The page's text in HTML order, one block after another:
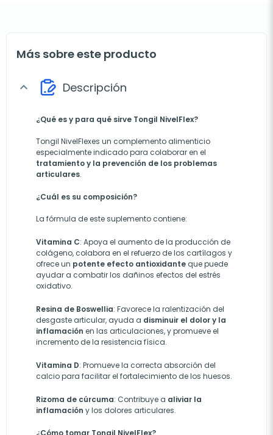
Más sobre este producto
expand_more Descripción
¿Qué es y para qué sirve Tongil NivelFlex?
Tongil NivelFlexes un complemento alimenticio
especialmente indicado para colaborar en el
tratamiento y la prevención de los problemas
articulares.
¿Cuál es su composición?
La fórmula de este suplemento contiene:
Vitamina C: Apoya el aumento de la producción de
colágeno, colabora en el refuerzo de los cartílagos y
ofrece un potente efecto antioxidante que puede
ayudar a combatir los dañinos efectos del estrés
oxidativo.
Resina de Boswellia: Favorece la ralentización del
desgaste articular, ayuda a disminuir el dolor y la
inflamación en las articulaciones, y promueve el
incremento de la resistencia física.
Vitamina D: Promueve la correcta absorción del
calcio para facilitar el fortalecimiento de los huesos.
Rizoma de cúrcuma: Contribuye a aliviar la
inflamación y los dolores articulares.